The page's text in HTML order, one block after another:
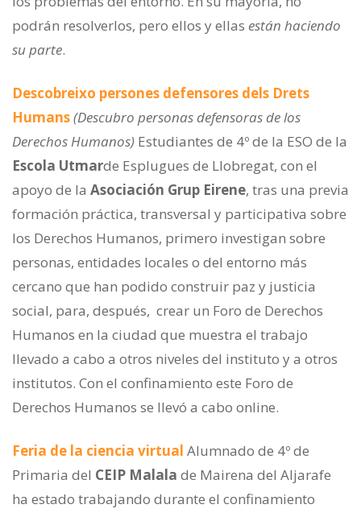
podrán resolverlos, pero ellos y ellas están haciendo
su parte.
Descobreixo persones defensores dels Drets
Humans(Descubro personas defensoras de los
Derechos Humanos) Estudiantes de 4º de la ESO de la
Escola Utmarde Esplugues de Llobregat, con el
apoyo de la Asociación Grup Eirene, tras una previa
formación práctica, transversal y participativa sobre
los Derechos Humanos, primero investigan sobre
personas, entidades locales o del entorno más
cercano que han podido construir paz y justicia
social, para, después, crear un Foro de Derechos
Humanos en la ciudad que muestra el trabajo
llevado a cabo a otros niveles del instituto y a otros
institutos. Con el confinamiento este Foro de
Derechos Humanos se llevó a cabo online.
Feria de la ciencia virtual Alumnado de 4º de
Primaria del CEIP Malala de Mairena del Aljarafe
ha estado trabajando durante el confinamiento